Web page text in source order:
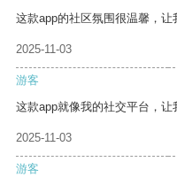
这款app的社区氛围很温馨，让
2025-11-03
游客
这款app就像我的社交平台，让
2025-11-03
游客